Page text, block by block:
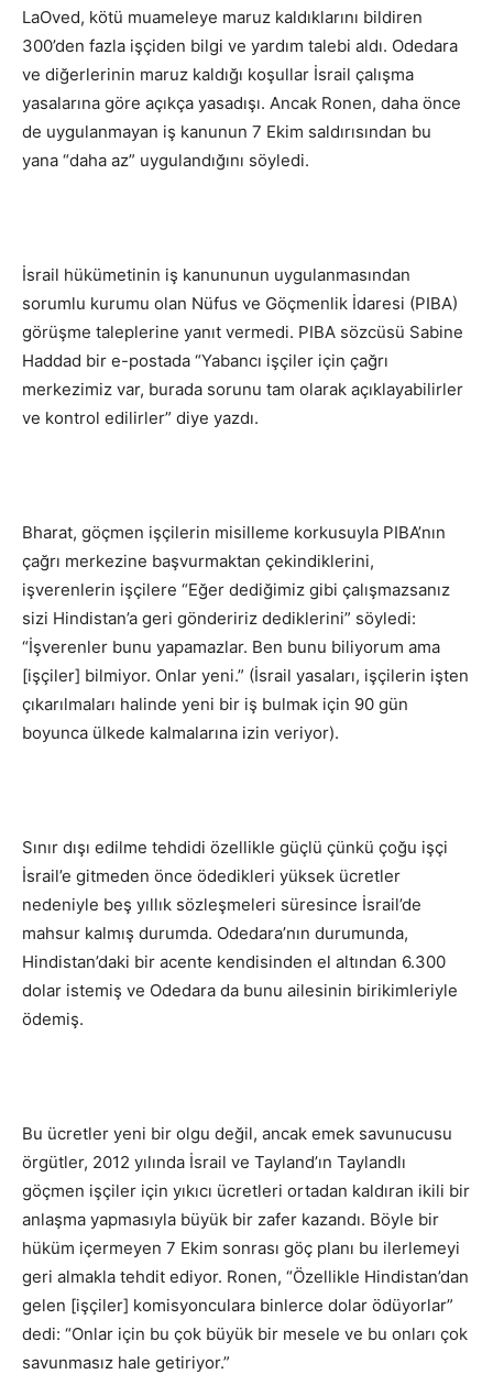
LaOved, kötü muameleye maruz kaldıklarını bildiren
300’den fazla işçiden bilgi ve yardım talebi aldı. Odedara
ve diğerlerinin maruz kaldığı koşullar İsrail çalışma
yasalarına göre açıkça yasadışı. Ancak Ronen, daha önce
de uygulanmayan iş kanunun 7 Ekim saldırısından bu
yana “daha az” uygulandığını söyledi.
İsrail hükümetinin iş kanununun uygulanmasından
sorumlu kurumu olan Nüfus ve Göçmenlik İdaresi (PIBA)
görüşme taleplerine yanıt vermedi. PIBA sözcüsü Sabine
Haddad bir e-postada “Yabancı işçiler için çağrı
merkezimiz var, burada sorunu tam olarak açıklayabilirler
ve kontrol edilirler” diye yazdı.
Bharat, göçmen işçilerin misilleme korkusuyla PIBA’nın
çağrı merkezine başvurmaktan çekindiklerini,
işverenlerin işçilere “Eğer dediğimiz gibi çalışmazsanız
sizi Hindistan’a geri göndeririz dediklerini” söyledi:
“İşverenler bunu yapamazlar. Ben bunu biliyorum ama
[işçiler] bilmiyor. Onlar yeni.” (İsrail yasaları, işçilerin işten
çıkarılmaları halinde yeni bir iş bulmak için 90 gün
boyunca ülkede kalmalarına izin veriyor).
Sınır dışı edilme tehdidi özellikle güçlü çünkü çoğu işçi
İsrail’e gitmeden önce ödedikleri yüksek ücretler
nedeniyle beş yıllık sözleşmeleri süresince İsrail’de
mahsur kalmış durumda. Odedara’nın durumunda,
Hindistan’daki bir acente kendisinden el altından 6.300
dolar istemiş ve Odedara da bunu ailesinin birikimleriyle
ödemiş.
Bu ücretler yeni bir olgu değil, ancak emek savunucusu
örgütler, 2012 yılında İsrail ve Tayland’ın Taylandlı
göçmen işçiler için yıkıcı ücretleri ortadan kaldıran ikili bir
anlaşma yapmasıyla büyük bir zafer kazandı. Böyle bir
hüküm içermeyen 7 Ekim sonrası göç planı bu ilerlemeyi
geri almakla tehdit ediyor. Ronen, “Özellikle Hindistan’dan
gelen [işçiler] komisyonculara binlerce dolar ödüyorlar”
dedi: “Onlar için bu çok büyük bir mesele ve bu onları çok
savunmasız hale getiriyor.”